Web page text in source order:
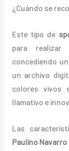
¿Cuándo se
Este tipo de
para realizar
concediendo
un archivo
colores vivos
llamativo e
Las
Paulino Navarro